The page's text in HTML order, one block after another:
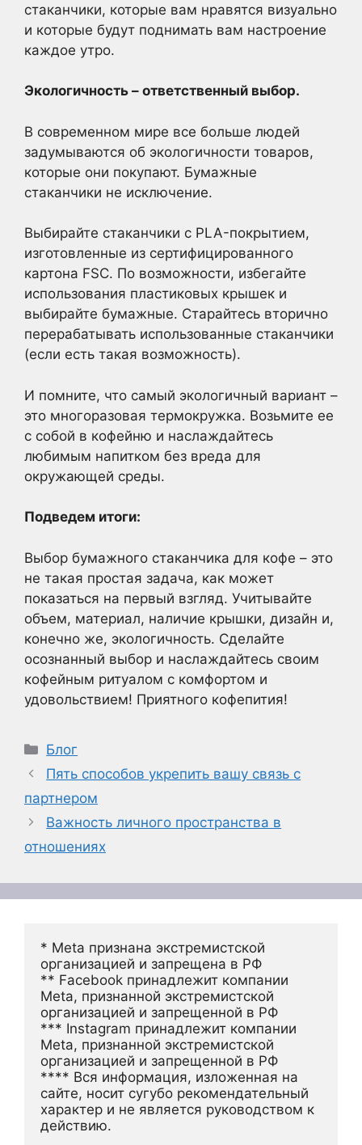
стаканчики, которые вам нравятся визуально
и которые будут поднимать вам настроение
каждое утро.
Экологичность – ответственный выбор.
В современном мире все больше людей
задумываются об экологичности товаров,
которые они покупают. Бумажные
стаканчики не исключение.
Выбирайте стаканчики с PLA-покрытием,
изготовленные из сертифицированного
картона FSC. По возможности, избегайте
использования пластиковых крышек и
выбирайте бумажные. Старайтесь вторично
перерабатывать использованные стаканчики
(если есть такая возможность).
И помните, что самый экологичный вариант –
это многоразовая термокружка. Возьмите ее
с собой в кофейню и наслаждайтесь
любимым напитком без вреда для
окружающей среды.
Подведем итоги:
Выбор бумажного стаканчика для кофе – это
не такая простая задача, как может
показаться на первый взгляд. Учитывайте
объем, материал, наличие крышки, дизайн и,
конечно же, экологичность. Сделайте
осознанный выбор и наслаждайтесь своим
кофейным ритуалом с комфортом и
удовольствием! Приятного кофепития!
Рубрики
Блог
Пять способов укрепить вашу связь с
партнером
Важность личного пространства в
отношениях
* Meta признана экстремистской
организацией и запрещена в РФ
** Facebook принадлежит компании
Meta, признанной экстремистской
организацией и запрещенной в РФ
*** Instagram принадлежит компании
Meta, признанной экстремистской
организацией и запрещенной в РФ
**** Вся информация, изложенная на
сайте, носит сугубо рекомендательный
характер и не является руководством к
действию.